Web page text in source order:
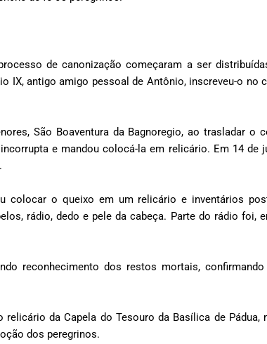
de canonização começaram a ser
IX, antigo amigo pessoal de Antônio, inscreveu-o no
São Boaventura da Bagnoregio, ao trasladar o
e mandou colocá-la em relicário. Em 14 de
colocar o queixo em um relicário e inventários
rádio, dedo e pele da cabeça. Parte do rádio foi,
reconhecimento dos restos mortais,
da Capela do Tesouro da Basílica de Pádua,
dos peregrinos.